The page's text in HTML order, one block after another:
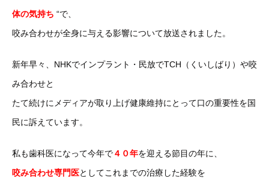
体の気持ち “で、
咬み合わせが全身に与える影響について放送されました。
新年早々、NHKでインプラント・民放でTCH（くいしばり）や咬
み合わせと
たて続けにメディアが取り上げ健康維持にとって口の重要性を国
民に訴えています。
私も歯科医になって今年で４０年を迎える節目の年に、
咬み合わせ専門医としてこれまでの治療した経験を